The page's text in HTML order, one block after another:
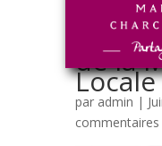
de la
Locale
par admin |
commentaires